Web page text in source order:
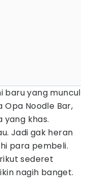
baru yang muncul
Opa Noodle Bar,
yang khas.
Jadi gak heran
para pembeli.
sederet
nagih banget.